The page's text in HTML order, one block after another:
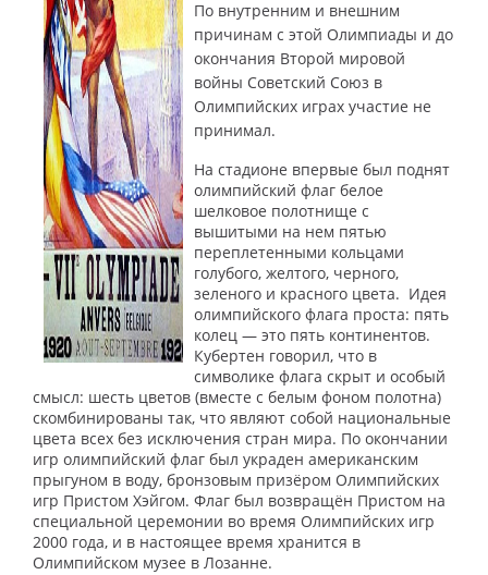
По внутренним и внешним
причинам с этой Олимпиады и до
окончания Второй мировой
войны Советский Союз в
Олимпийских играх участие не
принимал.
На стадионе впервые был поднят
олимпийский флаг белое
шелковое полотнище с
вышитыми на нем пятью
переплетенными кольцами
голубого, желтого, черного,
зеленого и красного цвета. Идея
олимпийского флага проста: пять
колец — это пять континентов.
Кубертен говорил, что в
символике флага скрыт и особый
смысл: шесть цветов (вместе с белым фоном полотна)
скомбинированы так, что являют собой национальные
цвета всех без исключения стран мира. По окончании
игр олимпийский флаг был украден американским
прыгуном в воду, бронзовым призёром Олимпийских
игр Пристом Хэйгом. Флаг был возвращён Пристом на
специальной церемонии во время Олимпийских игр
2000 года, и в настоящее время хранится в
Олимпийском музее в Лозанне.